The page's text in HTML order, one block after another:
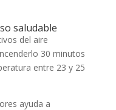
saludable
del aire
30 minutos
entre 23 y 25
ayuda a